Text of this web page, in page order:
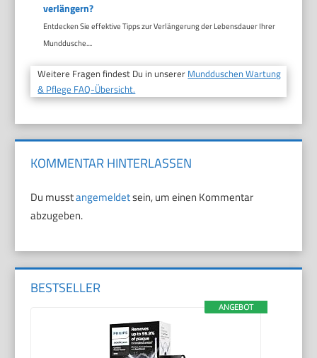
verlängern?
Entdecken Sie effektive Tipps zur Verlängerung der Lebensdauer Ihrer
Munddusche....
Weitere Fragen findest Du in unserer Mundduschen Wartung
& Pflege FAQ-Übersicht.
KOMMENTAR HINTERLASSEN
Du musstangemeldetsein, um einen Kommentar
abzugeben.
BESTSELLER
ANGEBOT